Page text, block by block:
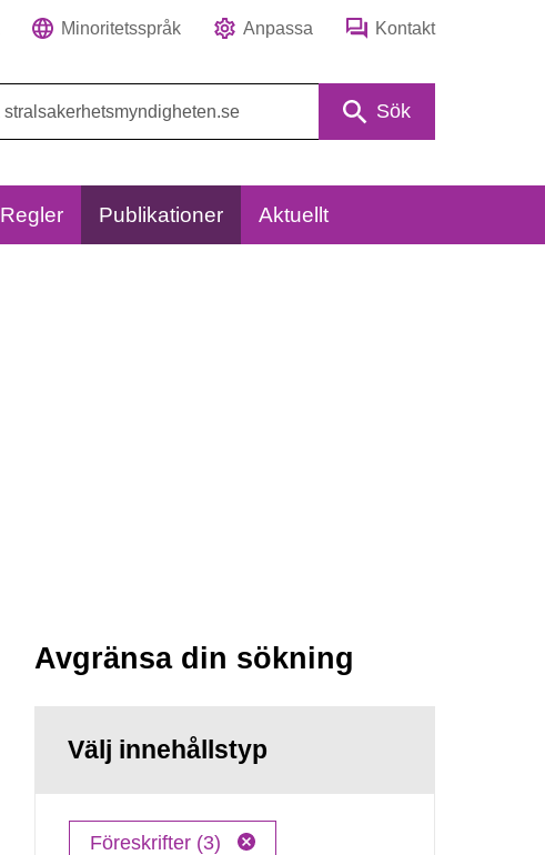
Minoritetsspråk Anpassa Kontakt
Sök
Regler Publikationer Aktuellt
Avgränsa din sökning
Välj innehållstyp
Föreskrifter (3)